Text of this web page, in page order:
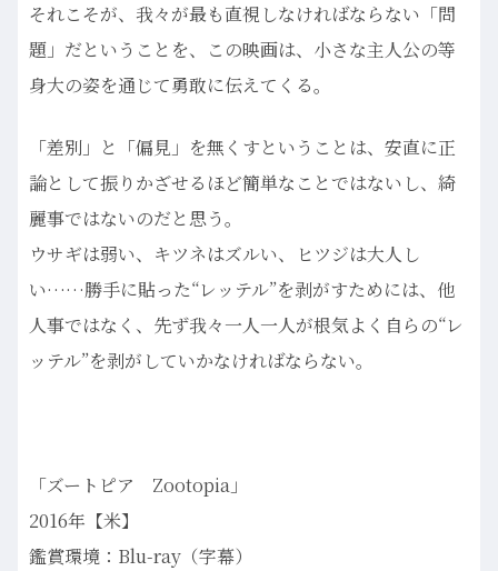
それこそが、我々が最も直視しなければならない「問
題」だということを、この映画は、小さな主人公の等
身大の姿を通じて勇敢に伝えてくる。
「差別」と「偏見」を無くすということは、安直に正
論として振りかざせるほど簡単なことではないし、綺
麗事ではないのだと思う。
ウサギは弱い、キツネはズルい、ヒツジは大人し
い……勝手に貼った“レッテル”を剥がすためには、他
人事ではなく、先ず我々一人一人が根気よく自らの“レ
ッテル”を剥がしていかなければならない。
「ズートピア Zootopia」
2016年【米】
鑑賞環境：Blu-ray（字幕）